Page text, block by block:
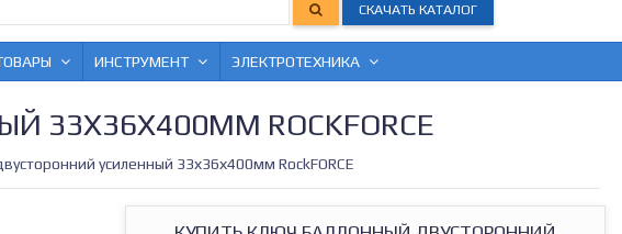
СКАЧАТЬ КАТАЛОГ
ИНСТРУМЕНТ ЭЛЕКТРОТЕХНИКА
ROCKFORCE
усиленный 33х36х400мм RockFORCE